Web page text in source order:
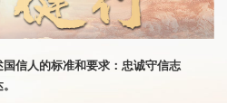
信人的标准和要求：忠诚守信志